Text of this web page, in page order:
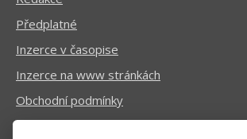
Předplatné
Inzerce v časopise
Inzerce na www stránkách
Obchodní podmínky
Ochrana osobních údajů